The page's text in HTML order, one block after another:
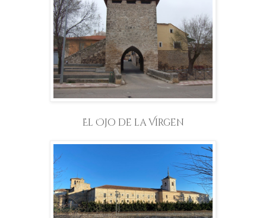
El Ojo de la Virgen